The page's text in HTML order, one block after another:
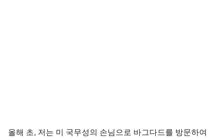
올해 초, 저는 미 국무성의 손님으로 바그다드를 방문하여